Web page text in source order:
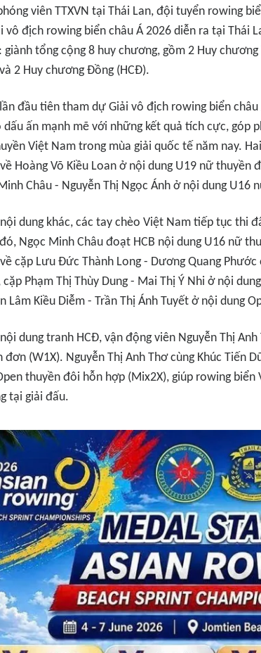
viên TTXVN tại Thái Lan, đội tuyển rowing
vô địch rowing biển châu Á 2026 diễn ra tại Thái
tổng cộng 8 huy chương, gồm 2 Huy chương
2 Huy chương Đồng (HCĐ).
đầu tiên tham dự Giải vô địch rowing biển
ấn mạnh mẽ với những kết quả tích cực, góp
Việt Nam trong mùa giải quốc tế năm nay.
Hoàng Võ Kiều Loan ở nội dung U19 nữ thuyền
Châu - Nguyễn Thị Ngọc Ánh ở nội dung U16
dung khác, các tay chèo Việt Nam tiếp tục thi
Ngọc Minh Châu đoạt HCB nội dung U16 nữ
cặp Lưu Đức Thành Long - Dương Quang
cặp Phạm Thị Thùy Dung - Mai Thị Ý Nhi ở nội
Lâm Kiều Diễm - Trần Thị Ánh Tuyết ở nội dung
dung tranh HCĐ, vận động viên Nguyễn Thị
đơn (W1X). Nguyễn Thị Anh Thơ cùng Khúc Tiến
thuyền đôi hỗn hợp (Mix2X), giúp rowing
tại giải đấu.